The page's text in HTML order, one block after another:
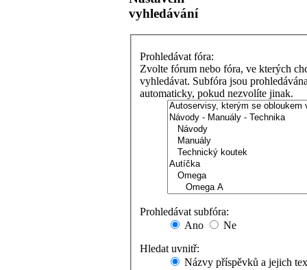
vyhledávání
Prohledávat fóra:
Zvolte fórum nebo fóra, ve kterých
vyhledávat. Subfóra jsou
automaticky, pokud nezvolíte jinak.
Prohledávat subfóra:
Ano
Ne
Hledat uvnitř:
Názvy příspěvků a jejich